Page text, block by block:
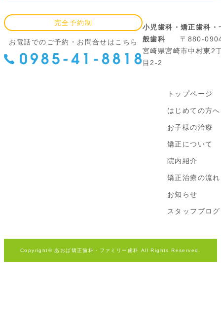
完全予約制
お電話でのご予約・お問合せはこちら
小児歯科・矯正歯科・
般歯科
〒880-
宮崎県宮崎市中村東2
目2-2
トップページ
はじめての方へ
お子様の治療
矯正について
院内紹介
矯正治療の流れ
お知らせ
スタッフブログ
Copyright© あおば矯正歯科・ファミリー歯科 All Rights Reserved.